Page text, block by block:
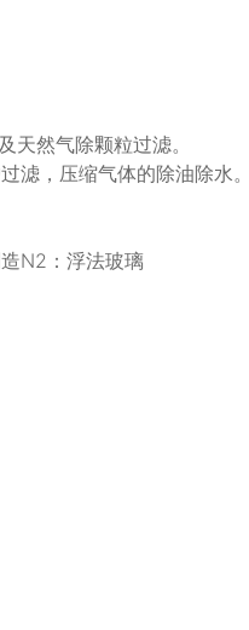
然气除颗粒过滤。
滤，压缩气体的除油除水。
N2：浮法玻璃